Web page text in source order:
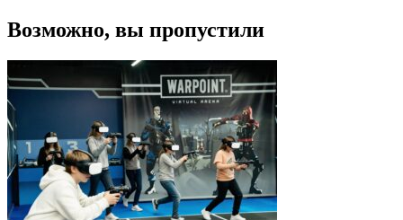
Возможно, вы пропустили